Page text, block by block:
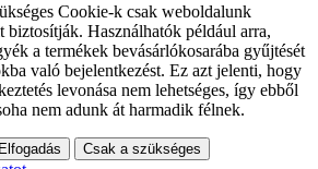
Cookie-k csak weboldalunk
biztosítják. Használhatók például arra,
a termékek bevásárlókosarába gyűjtését
való bejelentkezést. Ez azt jelenti, hogy
levonása nem lehetséges, így ebből
nem adunk át harmadik félnek.
Elfogadás Csak a szükséges